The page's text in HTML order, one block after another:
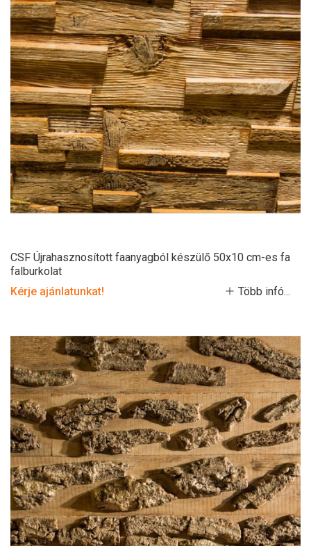
CSF Újrahasznosított faanyagból készülő 50x10 cm-es fa
falburkolat
Kérje ajánlatunkat!
Több infó...